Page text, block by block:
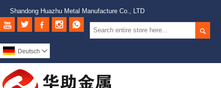
Shandong Huazhu Metal Manufacture Co., LTD

    
Deutsch 